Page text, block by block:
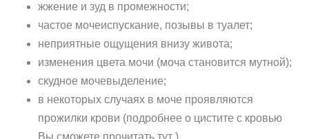
жжение и зуд в промежности;
частое мочеиспускание, позывы в туалет;
неприятные ощущения внизу живота;
изменения цвета мочи (моча становится мутной);
скудное мочевыделение;
в некоторых случаях в моче проявляются
прожилки крови (подробнее о цистите с кровью
Вы сможете прочитать тут ).